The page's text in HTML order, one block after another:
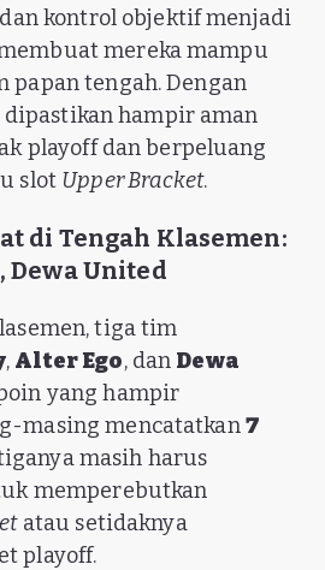
kontrol objektif menjadi
mereka mampu
tengah. Dengan
dipastikan hampir aman
playoff dan berpeluang
slot Upper Bracket.
di Tengah Klasemen:
Dewa United
tiga tim
, Alter Ego, dan Dewa
yang hampir
masing mencatatkan7
masih harus
memperebutkan
atau setidaknya
playoff.